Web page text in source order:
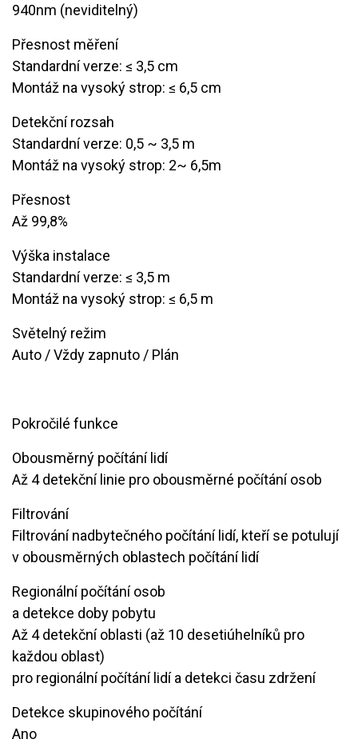
940nm (neviditelný)
Přesnost měření
Standardní verze: ≤ 3,5 cm
Montáž na vysoký strop: ≤ 6,5 cm
Detekční rozsah
Standardní verze: 0,5 ~ 3,5 m
Montáž na vysoký strop: 2~ 6,5m
Přesnost
​​Až 99,8%
Výška instalace
Standardní verze: ≤ 3,5 m
Montáž na vysoký strop: ≤ 6,5 m
Světelný režim
Auto / Vždy zapnuto / Plán
Pokročilé funkce
Obousměrný počítání lidí
​Až 4 detekční linie pro obousměrné počítání osob
Filtrování
Filtrování nadbytečného počítání lidí, kteří se potulují
v obousměrných oblastech počítání lidí
Regionální počítání osob
a detekce doby pobytu
​​Až 4 detekční oblasti (až 10 desetiúhelníků pro
každou oblast)
​pro regionální počítání lidí a detekci času zdržení
Detekce skupinového počítání
Ano